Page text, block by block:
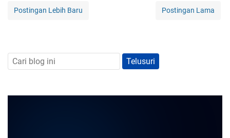
Postingan Lebih Baru Postingan Lama